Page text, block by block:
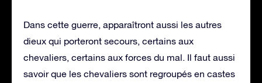
Dans cette guerre, apparaîtront aussi les autres
dieux qui porteront secours, certains aux
chevaliers, certains aux forces du mal. Il faut aussi
savoir que les chevaliers sont regroupés en castes